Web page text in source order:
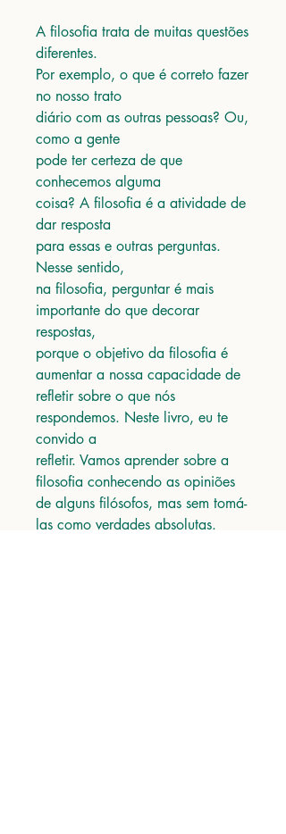
A filosofia trata de muitas questões
diferentes.
Por exemplo, o que é correto fazer
no nosso trato
diário com as outras pessoas? Ou,
como a gente
pode ter certeza de que
conhecemos alguma
coisa? A filosofia é a atividade de
dar resposta
para essas e outras perguntas.
Nesse sentido,
na filosofia, perguntar é mais
importante do que decorar
respostas,
porque o objetivo da filosofia é
aumentar a nossa capacidade de
refletir sobre o que nós
respondemos. Neste livro, eu te
convido a
refletir. Vamos aprender sobre a
filosofia conhecendo as opiniões
de alguns filósofos, mas sem tomá-
las como verdades absolutas.